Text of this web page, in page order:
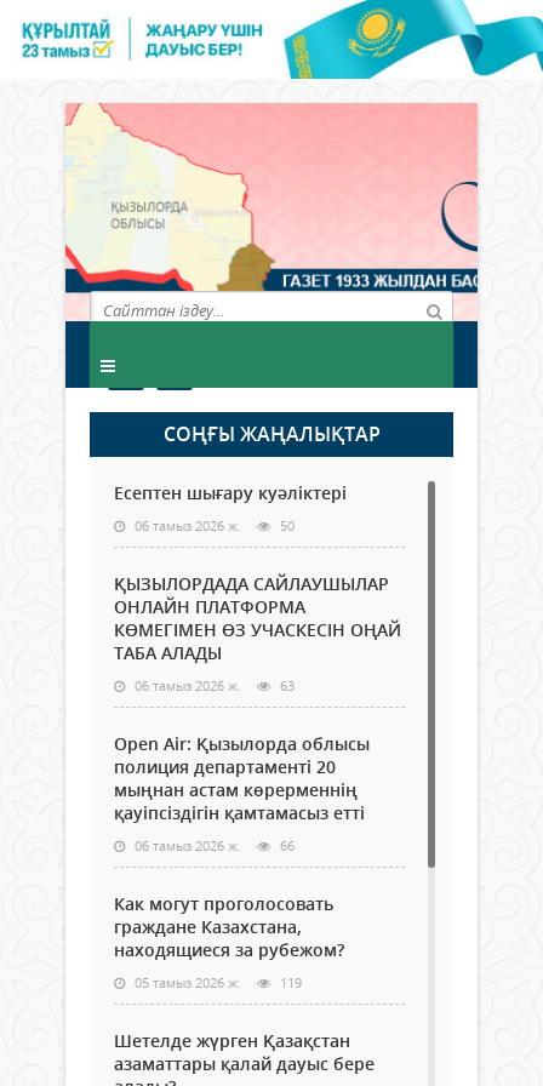
СОҢҒЫ ЖАҢАЛЫҚТАР
Есептен шығару куәліктері
06 тамыз 2026 ж. 50
ҚЫЗЫЛОРДАДА САЙЛАУШЫЛАР
ОНЛАЙН ПЛАТФОРМА
КӨМЕГІМЕН ӨЗ УЧАСКЕСІН ОҢАЙ
ТАБА АЛАДЫ
06 тамыз 2026 ж. 63
Open Air: Қызылорда облысы
полиция департаменті 20
мыңнан астам көрерменнің
қауіпсіздігін қамтамасыз етті
06 тамыз 2026 ж. 66
Как могут проголосовать
граждане Казахстана,
находящиеся за рубежом?
05 тамыз 2026 ж. 119
Шетелде жүрген Қазақстан
азаматтары қалай дауыс бере